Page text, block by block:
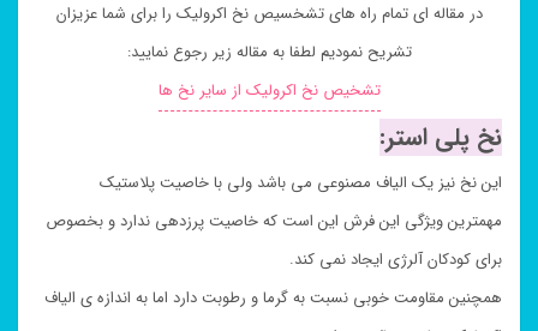
در مقاله ای تمام راه های تشخسیص نخ اکرولیک را برای شما عزیزان
تشریح نمودیم لطفا به مقاله زیر رجوع نمایید:
تشخیص نخ اکرولیک از سایر نخ ها
نخ پلی استر:
این نخ نیز یک الیاف مصنوعی می باشد ولی با خاصیت پلاستیک
مهمترین ویژگی این فرش این است که خاصیت پرزدهی ندارد و بخصوص
برای کودکان آلرژی ایجاد نمی کند.
همچنین مقاومت خوبی نسبت به گرما و رطوبت دارد اما به اندازه ی الیاف